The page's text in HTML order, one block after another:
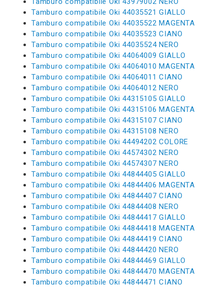
Tamburo compatibile Oki 44035521 GIALLO
Tamburo compatibile Oki 44035522 MAGENTA
Tamburo compatibile Oki 44035523 CIANO
Tamburo compatibile Oki 44035524 NERO
Tamburo compatibile Oki 44064009 GIALLO
Tamburo compatibile Oki 44064010 MAGENTA
Tamburo compatibile Oki 44064011 CIANO
Tamburo compatibile Oki 44064012 NERO
Tamburo compatibile Oki 44315105 GIALLO
Tamburo compatibile Oki 44315106 MAGENTA
Tamburo compatibile Oki 44315107 CIANO
Tamburo compatibile Oki 44315108 NERO
Tamburo compatibile Oki 44494202 COLORE
Tamburo compatibile Oki 44574302 NERO
Tamburo compatibile Oki 44574307 NERO
Tamburo compatibile Oki 44844405 GIALLO
Tamburo compatibile Oki 44844406 MAGENTA
Tamburo compatibile Oki 44844407 CIANO
Tamburo compatibile Oki 44844408 NERO
Tamburo compatibile Oki 44844417 GIALLO
Tamburo compatibile Oki 44844418 MAGENTA
Tamburo compatibile Oki 44844419 CIANO
Tamburo compatibile Oki 44844420 NERO
Tamburo compatibile Oki 44844469 GIALLO
Tamburo compatibile Oki 44844470 MAGENTA
Tamburo compatibile Oki 44844471 CIANO